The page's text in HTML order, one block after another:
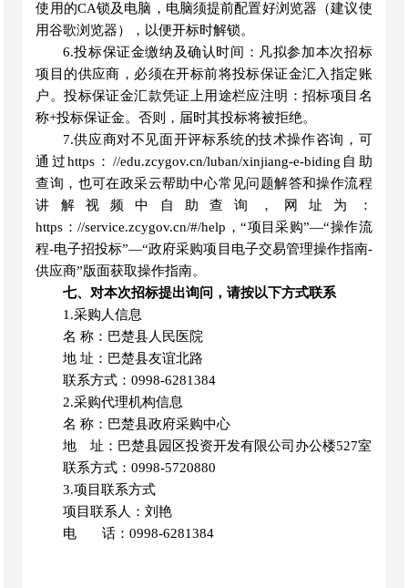
使用的CA锁及电脑，电脑须提前配置好浏览器（建议使
用谷歌浏览器），以便开标时解锁。
6.投标保证金缴纳及确认时间：凡拟参加本次招标
项目的供应商，必须在开标前将投标保证金汇入指定账
户。投标保证金汇款凭证上用途栏应注明：招标项目名
称+投标保证金。否则，届时其投标将被拒绝。
7.供应商对不见面开评标系统的技术操作咨询，可
通过https：//edu.zcygov.cn/luban/xinjiang-e-biding自助
查询，也可在政采云帮助中心常见问题解答和操作流程
讲解视频中自助查询，网址为：
https：//service.zcygov.cn/#/help，“项目采购”—“操作流
程-电子招投标”—“政府采购项目电子交易管理操作指南-
供应商”版面获取操作指南。
七、对本次招标提出询问，请按以下方式联系
1.采购人信息
名 称：巴楚县人民医院
地 址：巴楚县友谊北路
联系方式： 0998-6281384
2.采购代理机构信息
名 称：巴楚县政府采购中心
地 址：巴楚县园区投资开发有限公司办公楼527室
联系方式： 0998-5720880
3.项目联系方式
项目联系人：刘艳
电
话： 0998-6281384